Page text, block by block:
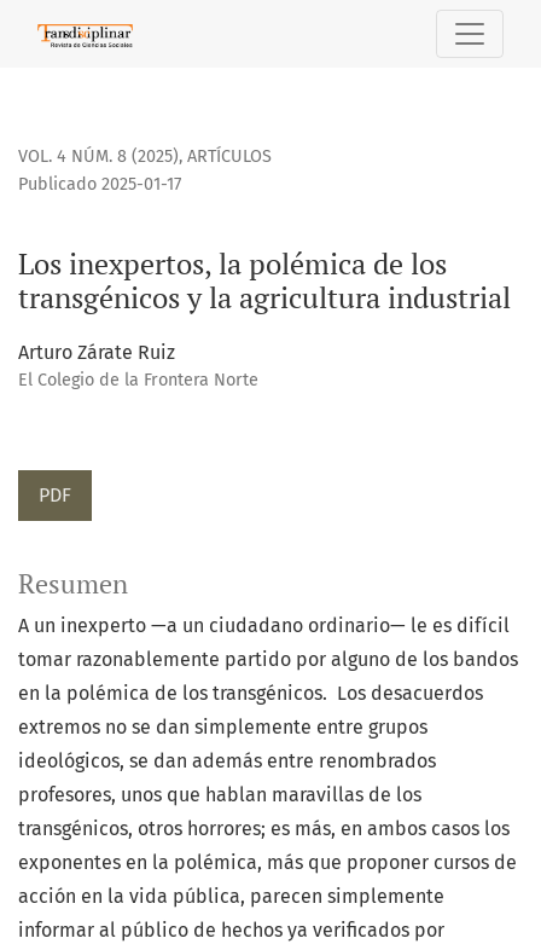
Los inexpertos, la polémica de los transgénicos y la
VOL. 4 NÚM. 8 (2025), ARTÍCULOS
Los inexpertos, la polémica de los
transgénicos y la agricultura industrial
Publicado 2025-01-17
Arturo Zárate Ruiz
El Colegio de la Frontera Norte
PDF
Resumen
A un inexperto —a un ciudadano ordinario— le es difícil
tomar razonablemente partido por alguno de los bandos
en la polémica de los transgénicos. Los desacuerdos
extremos no se dan simplemente entre grupos
ideológicos, se dan además entre renombrados
profesores, unos que hablan maravillas de los
transgénicos, otros horrores; es más, en ambos casos los
exponentes en la polémica, más que proponer cursos de
acción en la vida pública, parecen simplemente
informar al público de hechos ya verificados por